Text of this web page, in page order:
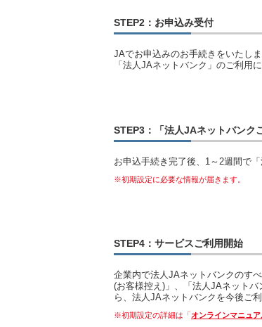
STEP2：お申込み受付
JAでお申込みのお手続きをいたしま
「法人JAネットバンク」のご利用
STEP3：「法人JAネットバンク
お申込手続き完了後、1～2週間で
※初期設定に必要な情報が届きます。
STEP4：サービスご利用開始
企業内で法人JAネットバンクのす
(お客様控え)」、「法人JAネット
ら、法人JAネットバンクを今後ご
※初期設定の詳細は「オンラインマニュア